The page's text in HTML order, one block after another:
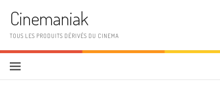
Cinemaniak
TOUS LES PRODUITS DÉRIVÉS DU CINEMA